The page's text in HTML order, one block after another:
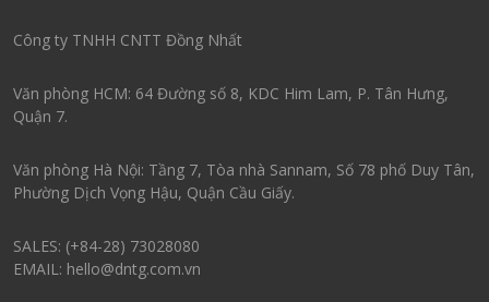
Công ty TNHH CNTT Đồng Nhất
Văn phòng HCM: 64 Đường số 8, KDC Him Lam, P. Tân Hưng,
Quận 7.
Văn phòng Hà Nội: Tầng 7, Tòa nhà Sannam, Số 78 phố Duy Tân,
Phường Dịch Vọng Hậu, Quận Cầu Giấy.
SALES: (+84-28) 73028080
EMAIL: hello@dntg.com.vn